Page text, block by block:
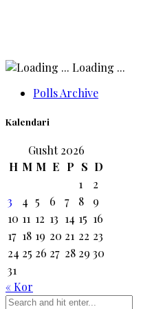
Loading ...
Polls Archive
Kalendari
Gusht 2026
H M M E P S D
1
2
3
4 5 6 7 8
9
10 11 12 13 14 15 16
17 18 19 20 21 22 23
24 25 26 27 28 29 30
31
« Kor